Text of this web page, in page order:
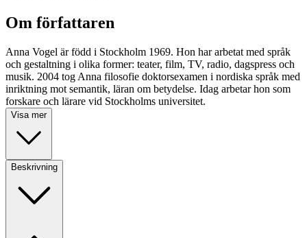
Om författaren
Anna Vogel är född i Stockholm 1969. Hon har arbetat med språk
och gestaltning i olika former: teater, film, TV, radio, dagspress och
musik. 2004 tog Anna filosofie doktorsexamen i nordiska språk med
inriktning mot semantik, läran om betydelse. Idag arbetar hon som
forskare och lärare vid Stockholms universitet.
Visa mer
Beskrivning